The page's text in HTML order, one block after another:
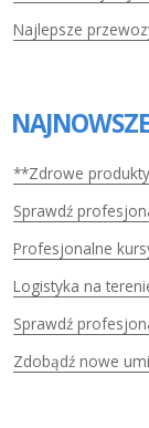
Najlepsze
**Zdrowe
Sprawdź
Profesjonalne
Logistyka na
Sprawdź
Zdobądź nowe